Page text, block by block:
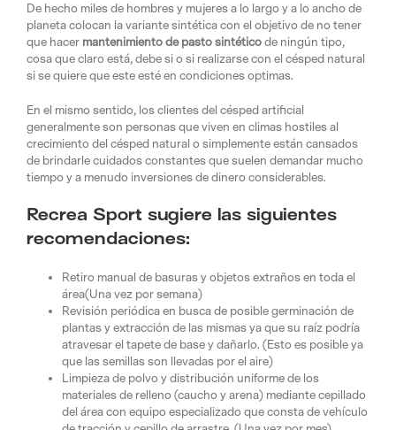
De hecho miles de hombres y mujeres a lo largo y a lo ancho de
planeta colocan la variante sintética con el objetivo de no tener
que hacer mantenimiento de pasto sintéticode ningún tipo,
cosa que claro está, debe si o si realizarse con el césped natural
si se quiere que este esté en condiciones optimas.
En el mismo sentido, los clientes del césped artificial
generalmente son personas que viven en climas hostiles al
crecimiento del césped natural o simplemente están cansados
de brindarle cuidados constantes que suelen demandar mucho
tiempo y a menudo inversiones de dinero considerables.
Recrea Sport sugiere las siguientes
recomendaciones:
Retiro manual de basuras y objetos extraños en toda el
área(Una vez por semana)
Revisión periódica en busca de posible germinación de
plantas y extracción de las mismas ya que su raíz podría
atravesar el tapete de base y dañarlo. (Esto es posible ya
que las semillas son llevadas por el aire)
Limpieza de polvo y distribución uniforme de los
materiales de relleno (caucho y arena) mediante cepillado
del área con equipo especializado que consta de vehículo